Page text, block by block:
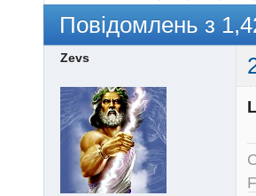
Повідомлень з
Zevs